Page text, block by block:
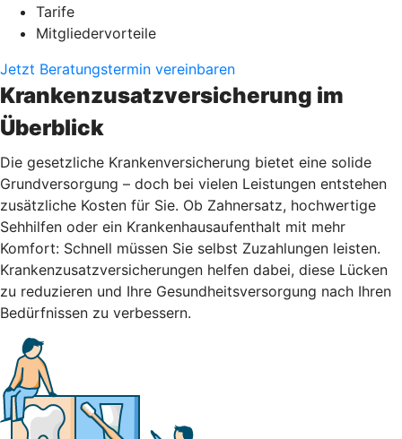
Tarife
Mitgliedervorteile
Jetzt Beratungstermin vereinbaren
Krankenzusatzversicherung im
Überblick
Die gesetzliche Krankenversicherung bietet eine solide
Grundversorgung – doch bei vielen Leistungen entstehen
zusätzliche Kosten für Sie. Ob Zahnersatz, hochwertige
Sehhilfen oder ein Krankenhausaufenthalt mit mehr
Komfort: Schnell müssen Sie selbst Zuzahlungen leisten.
Krankenzusatzversicherungen helfen dabei, diese Lücken
zu reduzieren und Ihre Gesundheitsversorgung nach Ihren
Bedürfnissen zu verbessern.